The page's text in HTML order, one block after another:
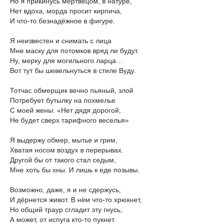
Нет вдоха, морда просит кирпича,
И что-то безнадёжное в фигуре.
Я неизвестен и снимать с лица
Мне маску для потомков вряд ли будут.
Ну, мерку для могильного ларца…
Вот тут бы шевельнуться в стиле Вуду.
Тотчас обмерщик вечно пьяный, злой
Потребует бутылку на похмелье
С моей жены: «Нет дядя дорогой,
Не будет сверх тарифного веселья»
Я выдержу обмер, мытье и грим,
Хватая носом воздух в перерывах.
Другой бы от такого стал седым,
Мне хоть бы хны. И лишь к еде позывы.
Возможно, даже, я и не сдержусь,
И дёрнется живот. В нём что-то хрюкнет,
Но общий траур сгладит эту гнусь,
А может, от испуга кто-то пукнет.